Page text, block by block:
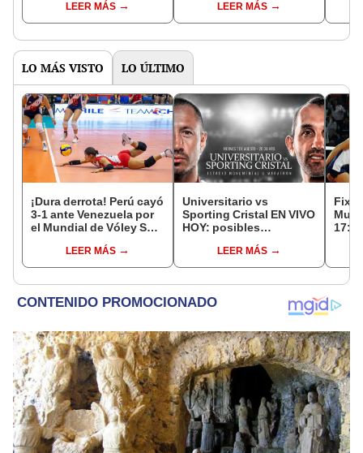
sembró el terror en más
de 10 cárceles
LEER MÁS LEER MÁS
LO MÁS VISTO LO ÚLTIMO
¡Dura derrota! Perú cayó
3-1 ante Venezuela por
el Mundial de Vóley Sub
LEER MÁS
Universitario vs
Sporting Cristal EN VIVO
HOY: posibles
pronóstico, hora y canal
dónde ver partido por el
LEER MÁS
17: